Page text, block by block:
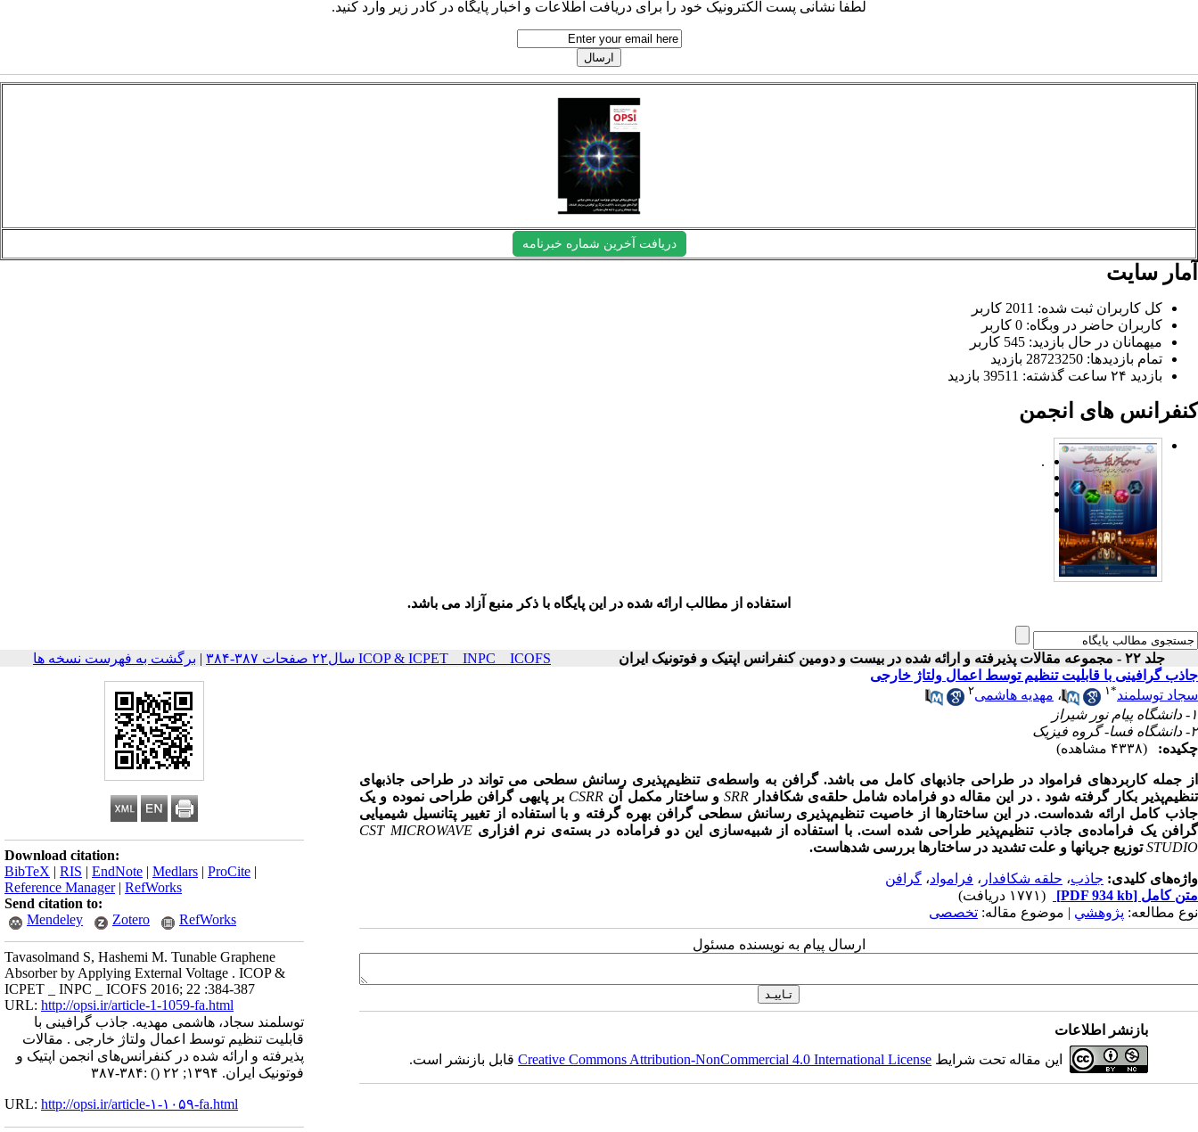
لطفاً نشانی پست الکترونیک خود را برای دریافت اطلاعات و اخبار پایگاه در کادر زیر وارد کنید.
دریافت آخرین شماره خبرنامه
آمار سایت
کل کاربران ثبت شده: 2011 کاربر
کاربران حاضر در وبگاه: 0 کاربر
میهمانان در حال بازدید: 545 کاربر
تمام بازدید‌ها: 28723250 بازدید
بازدید ۲۴ ساعت گذشته: 39511 بازدید
کنفرانس های انجمن
.
استفاده از مطالب ارائه شده در این پایگاه با ذکر منبع آزاد می باشد.
جلد ۲۲ - مجموعه مقالات پذیرفته و ارائه شده در بیست و دومین کنفرانس اپتیک و فوتونیک ایران ICOP & ICPET _ INPC _ ICOFS سال۲۲ صفحات ۳۸۷-۳۸۴ | برگشت به فهرست نسخه ها
Download citation:
BibTeX | RIS | EndNote | Medlars | ProCite |
Reference Manager| RefWorks
Send citation to:
Mendeley
Zotero RefWorks
Tavasolmand S, Hashemi M. Tunable Graphene
Absorber by Applying External Voltage . ICOP &
ICPET _ INPC _ ICOFS 2016; 22 :384-387
URL: http://opsi.ir/article-1-1059-fa.html
توسلمند سجاد، هاشمی مهدیه. جاذب گرافینی با
قابلیت تنظیم توسط اعمال ولتاژ خارجی . مقالات
پذیرفته و ارائه شده در کنفرانس‌های انجمن اپتیک و
فوتونیک ایران. ۱۳۹۴; ۲۲
() :۳۸۴-۳۸۷
URL: http://opsi.ir/article-۱-۱۰۵۹-fa.html
جاذب گرافینی با قابلیت تنظیم توسط اعمال ولتاژ خارجی
سجاد توسلمند*۱ ، مهدیه هاشمی۲
۱- دانشگاه پیام نور شیراز
۲- دانشگاه فسا- گروه فیزیک
چکیده:
(۴۳۳۸ مشاهده)
از جمله کاربردهای فرامواد در طراحی جاذبهای کامل می باشد. گرافن به واسطهی تنظیمپذیری رسانش سطحی می تواند در طراحی جاذبهای
تنظیمپذیر بکار گرفته شود . در این مقاله دو فراماده شامل حلقهی شکافدار SRRو ساختار مکمل آن CSRR
بر پایه‎ی گرافن طراحی نموده و یک
جاذب کامل ارائه شده
پذیری رسانش سطحی گرافن بهره گرفته و با استفاده از تغییر پتانسیل شیمیایی
گرافن یک فرامادهی جاذب تنظیمپذیر طراحی شده ‎است. با استفاده از شبیه سازی این دو فراماده در بستهی نرم افزاریCST MICROWAVE
STUDIOتوزیع جریانها و علت تشدید در ساختارها بررسی شده‎است.
واژه‌های کلیدی: جاذب، حلقه شکافدار ، فرامواد، گرافن
متن کامل [PDF 934 kb]
(۱۷۷۱ دریافت)
نوع مطالعه: پژوهشي | موضوع مقاله: تخصصی
ارسال پیام به نویسنده مسئول
بازنشر اطلاعات
این مقاله تحت شرایط Creative Commons Attribution-NonCommercial 4.0 International Licenseقابل بازنشر است.